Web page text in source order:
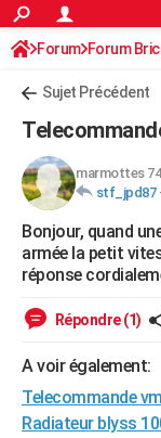
ACTUALITÉS
Politique
Société
Faits Divers
Education
Monde
Villes
+
FINANCE
Retraite
Impôts
Epargne
Immobilier
Risques naturels par
Banque
Assurance
Crédit
AUTO
Essais
Réserver un essai
Citadines
Berlines
SUV
Forum auto
+HIGH-TECH
Mobiles
Meilleur smartphone
Internet
Ordinateurs
Jeux vidéo
Guide high-tech
+
Forum
Aménagement
Extérieur
Cuisine
Salle de bains
Jardinage
Rangement
WEEK-END
Guides de France
Escapades
Patrimoine
Expositions
Musées
Week-end nature
+LIFESTYLE
Art de vivre
Bien-être
Loisirs
Mode
Modes de vie
SANTE
Forum Forum
Sujet Précédent
marmottes 74
stf_jpd87
Bonjour, quand
armée la petit
réponse
Répondre (1)
A voir également:
Telecommande
Radiateur blyss